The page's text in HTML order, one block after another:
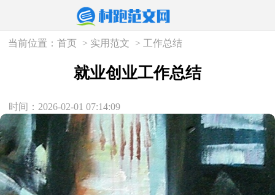
当前位置：首页 > 实用范文 > 工作总结
就业创业工作总结
时间：2026-02-01 07:14:09